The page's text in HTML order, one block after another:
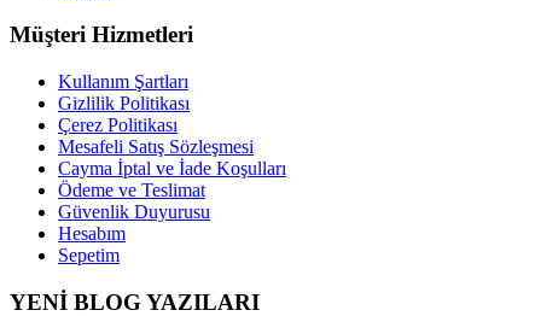
Müşteri Hizmetleri
Kullanım Şartları
Gizlilik Politikası
Çerez Politikası
Mesafeli Satış Sözleşmesi
Cayma İptal ve İade Koşulları
Ödeme ve Teslimat
Güvenlik Duyurusu
Hesabım
Sepetim
YENİ BLOG YAZILARI